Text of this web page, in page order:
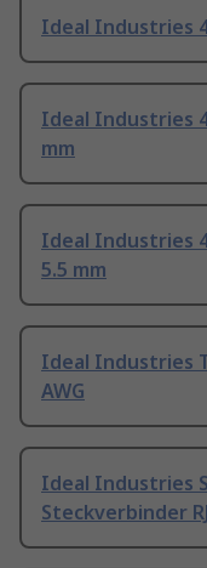
Ideal Industries
Ideal Industries
mm
Ideal Industries
5.5 mm
Ideal Industries
AWG
Ideal Industries
Steckverbinder